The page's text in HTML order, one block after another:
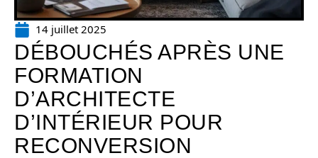
14 juillet 2025
DÉBOUCHÉS APRÈS UNE
FORMATION
D’ARCHITECTE
D’INTÉRIEUR POUR
RECONVERSION